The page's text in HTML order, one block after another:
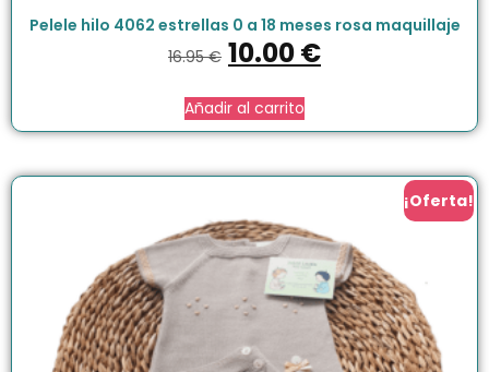
Pelele hilo 4062 estrellas 0 a 18 meses rosa maquillaje
16.95€ 10.00€
Añadir al carrito
¡Oferta!